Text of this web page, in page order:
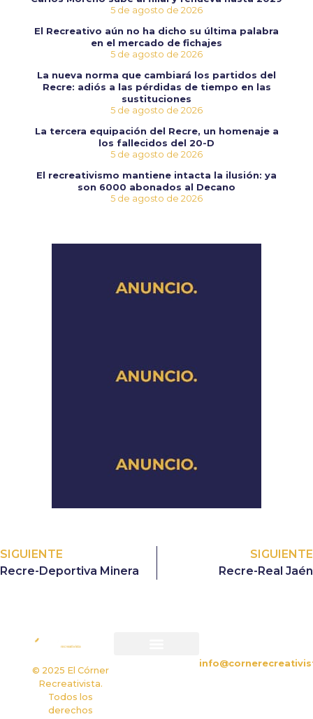
5 de agosto de 2026
El Recreativo aún no ha dicho su última palabra
en el mercado de fichajes
5 de agosto de 2026
La nueva norma que cambiará los partidos del
Recre: adiós a las pérdidas de tiempo en las
sustituciones
5 de agosto de 2026
La tercera equipación del Recre, un homenaje a
los fallecidos del 20-D
5 de agosto de 2026
El recreativismo mantiene intacta la ilusión: ya
son 6000 abonados al Decano
5 de agosto de 2026
SIGUIENTE
Recre-Deportiva Minera
SIGUIENTE
Recre-Real Jaén
© 2025 El Córner
Recreativista.
Todos los
derechos